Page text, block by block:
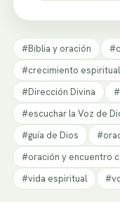
#Biblia y oración
#crecimiento espiritual
#Dirección Divina
#escuchar la Voz de
#guía de Dios
#oración y encuentro
#vida espiritual